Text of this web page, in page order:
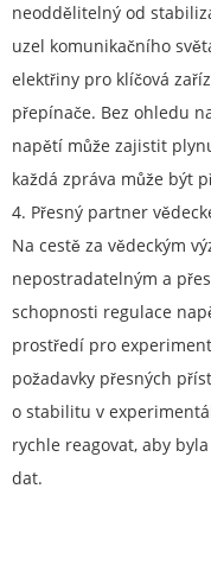
neoddělitelný od
uzel komunikačního
elektřiny pro klíčová
přepínače. Bez ohledu
napětí může zajistit
každá zpráva může být
4. Přesný partner
Na cestě za vědeckým
nepostradatelným a
schopnosti regulace
prostředí pro
požadavky přesných
o stabilitu v
rychle reagovat, aby
dat.